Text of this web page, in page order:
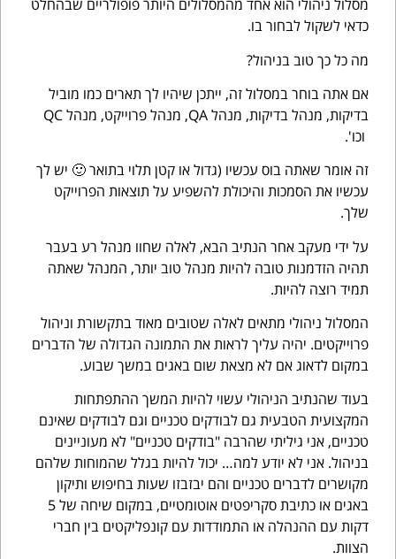
מסלול ניהולי הוא אחד מהמסלולים היותר פופולריים שבהחלט
כדאי לשקול לבחור בו.
מה כל כך טוב בניהול?
אם אתה בוחר במסלול זה, ייתכן שיהיו לך תארים כמו מוביל
בדיקות, מנהל בדיקות, מנהל QA, מנהל פרוייקט, מנהל QC
וכו'.
זה אומר שאתה בוס עכשיו (גדול או קטן תלוי בתואר 🙂 יש לך
עכשיו את הסמכות והיכולת להשפיע על תוצאות הפרוייקט
שלך.
על ידי מעקב אחר הנתיב הבא, לאלה שחוו מנהל רע בעבר
תהיה הזדמנות טובה להיות מנהל טוב יותר, המנהל שאתה
תמיד רוצה להיות.
המסלול ניהולי מתאים לאלה שטובים מאוד בתקשורת וניהול
פרוייקטים. יהיה עליך לראות את התמונה הגדולה של הדברים
במקום לדאוג אם לא מצאת שום באגים במשך שבוע.
בעוד שהנתיב הניהולי עשוי להיות המשך ההתפתחות
המקצועית הטבעית גם לבודקים טכניים וגם לבודקים שאינם
טכניים, אני גיליתי שהרבה "בודקים טכניים" לא מעוניינים
בניהול. אני לא יודע למה… יכול להיות בגלל שהמוחות שלהם
מקושרים לדברים טכניים והם יבזבזו שעות בחיפוש ותיקון
באגים או כתיבת סקריפטים אוטומטיים, במקום שיחה של 5
דקות עם ההנהלה או התמודדות עם קונפליקטים בין חברי
הצוות.